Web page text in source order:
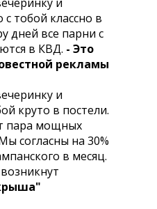
тобой классно в
дней все парни с
в КВД. - Это
рекламы
и
круто в постели.
пара мощных
согласны на 30%
в месяц.